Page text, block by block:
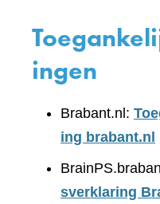
ingen
Brabant.nl:
ing brabant.nl
sverklaring